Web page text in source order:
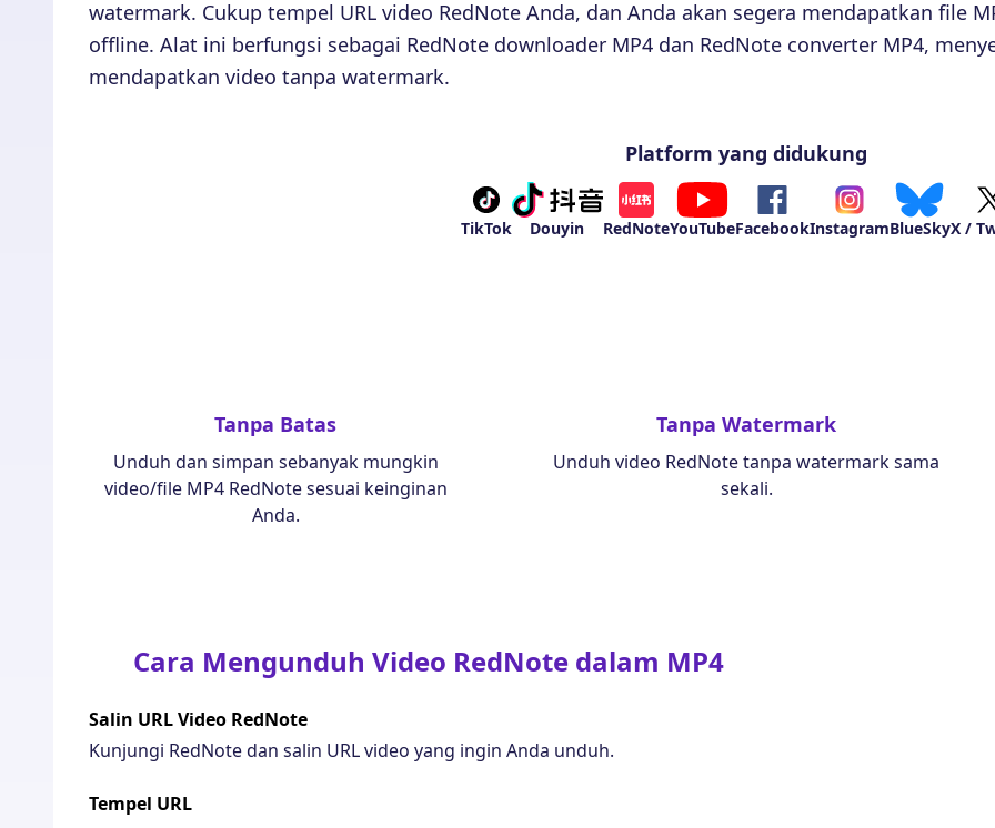
watermark. Cukup tempel URL video RedNote Anda, dan Anda akan segera mendapatkan file
offline. Alat ini berfungsi sebagai RedNote downloader MP4 dan RedNote converter MP4,
mendapatkan video tanpa watermark.
Platform yang didukung
TikTok Douyin RedNoteYouTubeFacebookInstagramBlueSkyX /
Tanpa Batas
Unduh dan simpan sebanyak mungkin
video/file MP4 RedNote sesuai keinginan
Anda.
Tanpa Watermark
Unduh video RedNote tanpa watermark sama
sekali.
Cara Mengunduh Video RedNote dalam MP4
Salin URL Video RedNote
Kunjungi RedNote dan salin URL video yang ingin Anda unduh.
Tempel URL